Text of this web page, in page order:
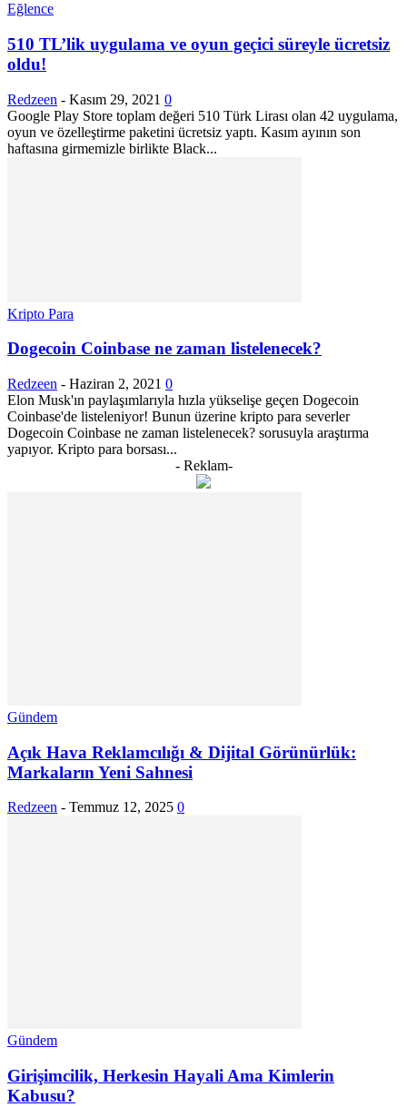
Eğlence
510 TL’lik uygulama ve oyun geçici süreyle ücretsiz
oldu!
Redzeen - Kasım 29, 2021 0
Google Play Store toplam değeri 510 Türk Lirası olan 42 uygulama,
oyun ve özelleştirme paketini ücretsiz yaptı. Kasım ayının son
haftasına girmemizle birlikte Black...
Kripto Para
Dogecoin Coinbase ne zaman listelenecek?
Redzeen - Haziran 2, 2021 0
Elon Musk'ın paylaşımlarıyla hızla yükselişe geçen Dogecoin
Coinbase'de listeleniyor! Bunun üzerine kripto para severler
Dogecoin Coinbase ne zaman listelenecek? sorusuyla araştırma
yapıyor. Kripto para borsası...
- Reklam-
Gündem
Açık Hava Reklamcılığı & Dijital Görünürlük:
Markaların Yeni Sahnesi
Redzeen - Temmuz 12, 2025 0
Gündem
Girişimcilik, Herkesin Hayali Ama Kimlerin
Kabusu?